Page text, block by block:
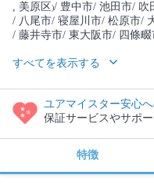
, 美原区)/ 豊中市/ 池田市/ 吹
/ 八尾市/ 寝屋川市/ 松原市/
/ 藤井寺市/ 東大阪市/ 四條畷
すべてを表示する
ユアマイスター安心
保証サービスやサポ
特徴